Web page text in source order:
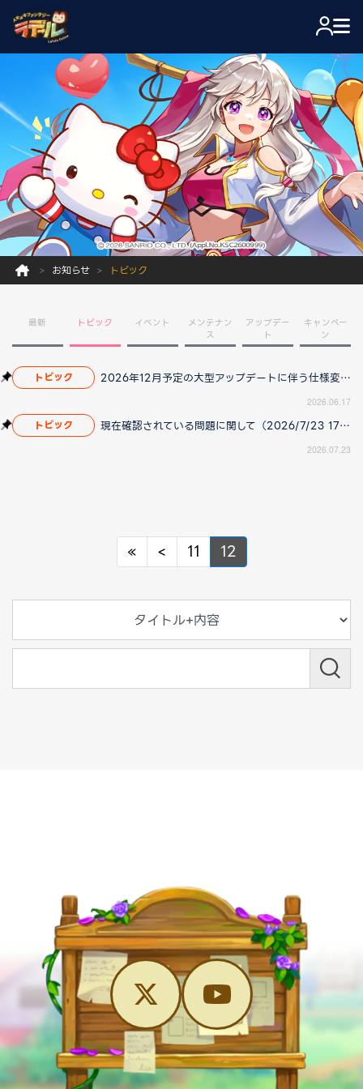
お知らせ トピック
最新 トピック イベント
メンテナン
ス
アップデー
ト
キャンペー
ン
トピック 2026年12月予定の大型アップデートに伴う仕様変更のお知らせ
2026.06.17
トピック 現在確認されている問題に関して（2026/7/23 17:00更新）
2026.07.23
«Previous
< Previous
11 12